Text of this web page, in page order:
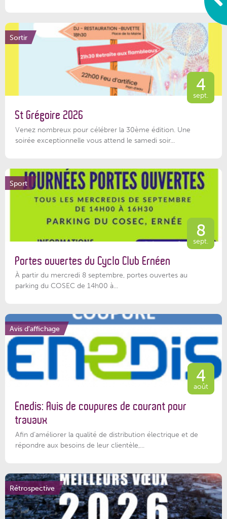
Sortir
4
sept.
St Grégoire 2026
Venez nombreux pour célébrer la 30ème édition. Une
soirée exceptionnelle vous attend le samedi soir...
Sport
8
sept.
Portes ouvertes du Cyclo Club Ernéen
À partir du mercredi 8 septembre, portes ouvertes au
parking du COSEC de 14h00 à...
Avis d'affichage
4
août
Enedis: Avis de coupures de courant pour
travaux
Afin d’améliorer la qualité de distribution électrique et de
répondre aux besoins de leur clientèle,...
Rétrospective